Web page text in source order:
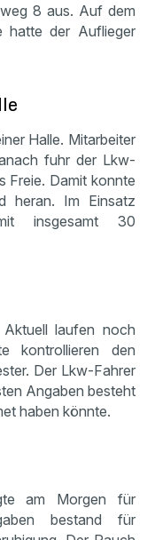
8 aus. Auf dem
hatte der Auflieger
Halle. Mitarbeiter
fuhr der Lkw-
Freie. Damit konnte
heran. Im Einsatz
insgesamt 30
laufen noch
kontrollieren den
Der Lkw-Fahrer
Angaben besteht
haben könnte.
am Morgen für
bestand für